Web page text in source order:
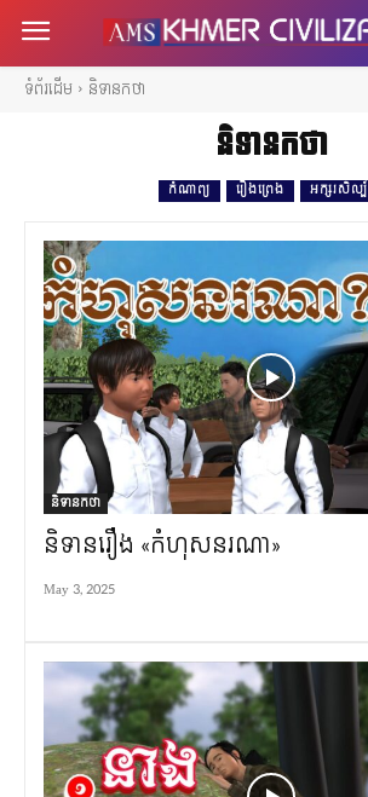
ទំព័រដើម និទានកថា
និទានកថា
កំណាព្យ រឿងព្រេង អក្សរសិល្ប៍
និទានកថា
និទានរឿង «កំហុសនរណា»
May 3, 2025